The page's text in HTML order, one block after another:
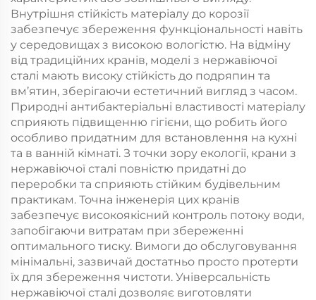
Внутрішня стійкість матеріалу до корозії
забезпечує збереження функціональності навіть
у середовищах з високою вологістю. На відміну
від традиційних кранів, моделі з нержавіючої
сталі мають високу стійкість до подряпин та
вм’ятин, зберігаючи естетичний вигляд з часом.
Природні антибактеріальні властивості матеріалу
сприяють підвищенню гігієни, що робить його
особливо придатним для встановлення на кухні
та в ванній кімнаті. З точки зору екології, крани з
нержавіючої сталі повністю придатні до
переробки та сприяють стійким будівельним
практикам. Точна інженерія цих кранів
забезпечує високоякісний контроль потоку води,
запобігаючи витратам при збереженні
оптимального тиску. Вимоги до обслуговування
мінімальні, зазвичай достатньо просто протерти
їх для збереження чистоти. Універсальність
нержавіючої сталі дозволяє виготовляти